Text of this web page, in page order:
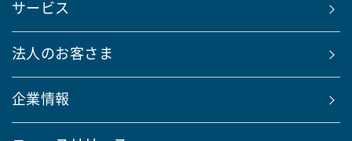
サービス
法人のお客さま
企業情報